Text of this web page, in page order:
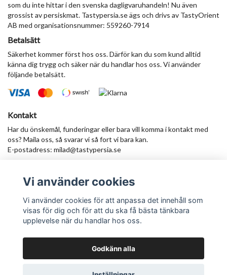
som du inte hittar i den svenska dagligvaruhandeln! Nu även
grossist av persiskmat. Tastypersia.se ägs och drivs av TastyOrient
AB med organisationsnummer: 559260-7914
Betalsätt
Säkerhet kommer först hos oss. Därför kan du som kund alltid
känna dig trygg och säker när du handlar hos oss. Vi använder
följande betalsätt.
Kontakt
Har du önskemål, funderingar eller bara vill komma i kontakt med
oss? Maila oss, så svarar vi så fort vi bara kan.
E-postadress: milad@tastypersia.se
Anmäl dig till vårt nyhetsbrev
Prenumerera
Vi använder cookies
Vi använder cookies för att anpassa det innehåll som
visas för dig och för att du ska få bästa tänkbara
upplevelse när du handlar hos oss.
Godkänn alla